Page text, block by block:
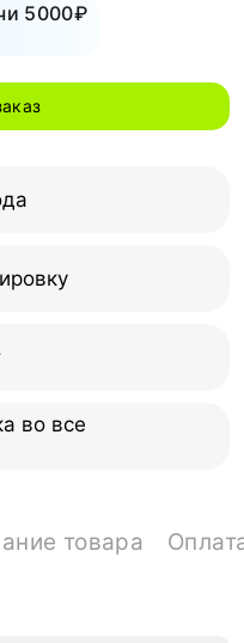
5000₽
во все
товара